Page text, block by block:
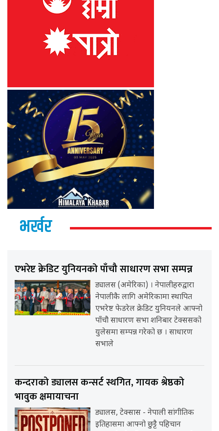
भर्खर
एभरेष्ट क्रेडिट युनियनको पाँचौ साधारण सभा सम्पन्न
ड्यालस (अमेरिका) । नेपालीहरुद्वारा
नेपालीकै लागि अमेरिकामा स्थापित
एभरेष्ट फेडरेल क्रेडिट युनियनले आफ्नो
पाँचौ साधारण सभा शनिबार टेक्ससको
युलेसमा सम्पन्न गरेको छ । साधारण
सभाले
कन्दराको ड्यालस कन्सर्ट स्थगित, गायक श्रेष्ठको
भावुक क्षमायाचना
ड्यालस, टेक्सास - नेपाली सांगीतिक
इतिहासमा आफ्नो छुट्टै पहिचान